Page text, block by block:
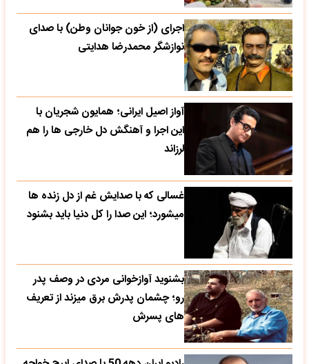
اجرای (از خون جوانان وطن) با صدای
نوازشگر محمدرضا هدایتی
آواز اصیل ایرانی؛ همایون شجریان با
این اجرا و آهنگش دل خارجی ها را هم
لرزاند
غسالی که با صدایش غم از دل زنده ها
میشورد؛ این صدا را کل دنیا باید بشنود
بشنوید آوازخوانی مردی در وصف پدر
رو؛ چشمان پدرش برق میزند از تعریف
های پسرش